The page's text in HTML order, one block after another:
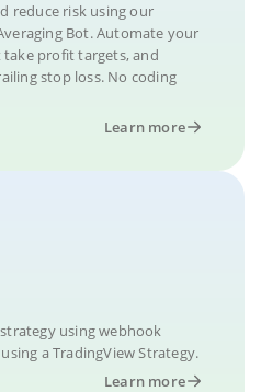
reduce risk using our
Bot. Automate your
profit targets, and
stop loss. No coding
Learn more
using webhook
a TradingView Strategy.
Learn more